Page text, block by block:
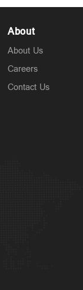
About
About Us
Careers
Contact Us